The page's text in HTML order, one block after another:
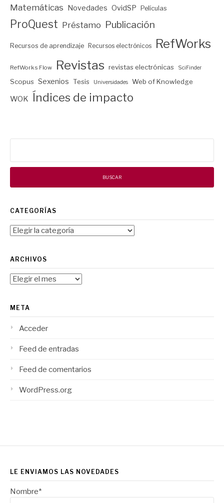
Matemáticas Novedades OvidSP Películas
ProQuest Préstamo Publicación
Recursos de aprendizaje Recursos electrónicos RefWorks
RefWorks Flow Revistas revistas electrónicas SciFinder
Scopus Sexenios Tesis Universidades Web of Knowledge
WOK Índices de impacto
CATEGORÍAS
Categorías
ARCHIVOS
Archivos
META
Acceder
Feed de entradas
Feed de comentarios
WordPress.org
LE ENVIAMOS LAS NOVEDADES
Nombre*